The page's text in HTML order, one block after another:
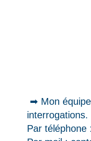
➡ Mon
interrogations.
Par